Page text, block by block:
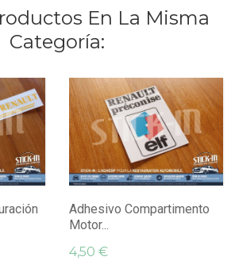
En La Misma
Categoría:
Adhesivo Compartimento
Motor...
4,50 €